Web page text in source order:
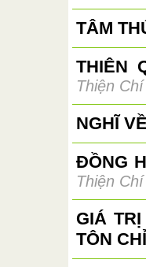
TÂM
THIÊN
Thiện Chí
NGHĨ
ĐỒNG
Thiện Chí
GIÁ
TÔN